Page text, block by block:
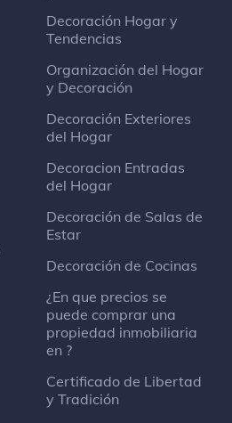
Decoración Hogar y
Tendencias
Organización del Hogar
y Decoración
Decoración Exteriores
del Hogar
Decoracion Entradas
del Hogar
Decoración de Salas de
Estar
Decoración de Cocinas
¿En que precios se
puede comprar una
propiedad inmobiliaria
en ?
Certificado de Libertad
y Tradición